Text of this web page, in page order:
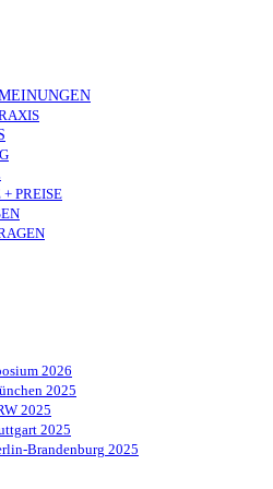
PREISE
2026
2025
2025
2025
Brandenburg 2025